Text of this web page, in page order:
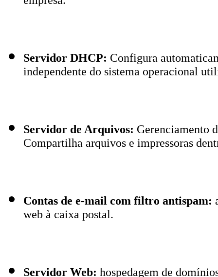
Servidor DHCP: Configura
independente do sistema operacional
Servidor de Arquivos: Gerenciamento
Compartilha arquivos e impressoras
Contas de e-mail com filtro antispam:
web à caixa postal.
Servidor Web: hospedagem de